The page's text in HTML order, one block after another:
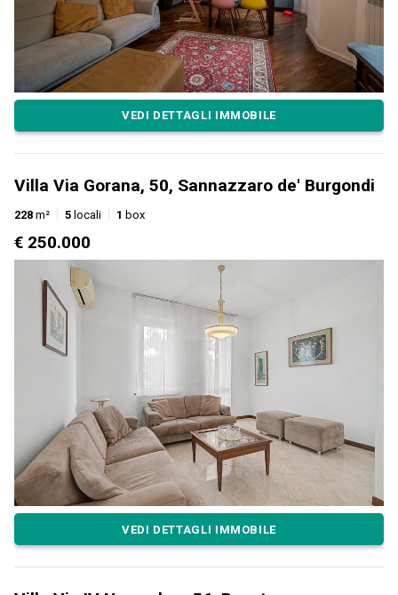
VEDI DETTAGLI IMMOBILE
Villa Via Gorana, 50, Sannazzaro de' Burgondi
228 m² 5 locali 1 box
€ 250.000
VEDI DETTAGLI IMMOBILE